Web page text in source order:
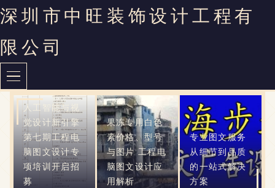
深圳市中旺装饰设计工程有
限公司
人工智能与视
觉设计新引擎
第七期工程电
脑图文设计专
项培训开启招
募
果冻专用白色
素价格、型号
与图片 工程电
脑图文设计应
用解析
专业图文服务
从细节到品质
的一站式解决
方案